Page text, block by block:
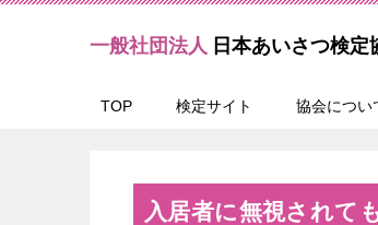
一般社団法人 日本あいさつ検定
TOP 検定サイト 協会につい
入居者に無視されて